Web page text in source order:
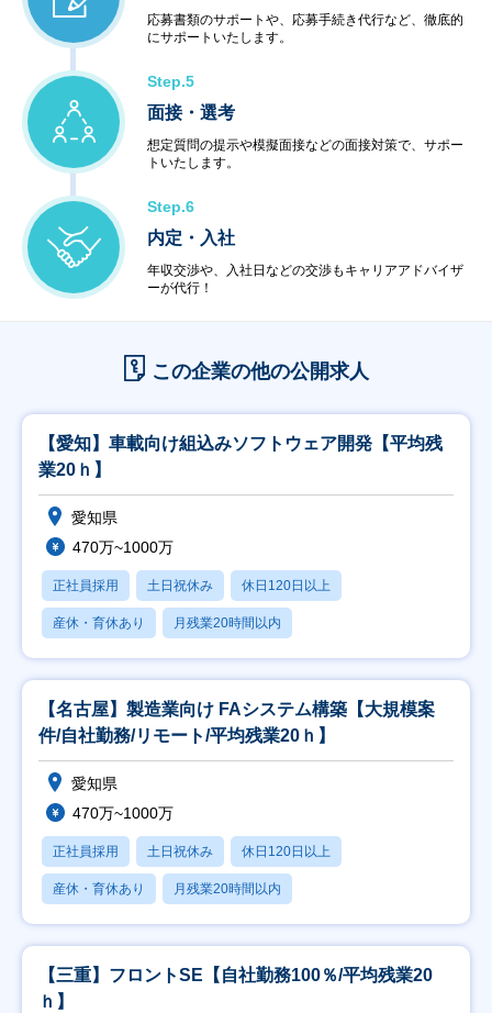
応募書類のサポートや、応募手続き代行など、徹底的
にサポートいたします。
Step.5
面接・選考
想定質問の提示や模擬面接などの面接対策で、サポー
トいたします。
Step.6
内定・入社
年収交渉や、入社日などの交渉もキャリアアドバイザ
ーが代行！
この企業の他の公開求人
【愛知】車載向け組込みソフトウェア開発【平均残
業20ｈ】
愛知県
470万~1000万
正社員採用 土日祝休み 休日120日以上
産休・育休あり 月残業20時間以内
【名古屋】製造業向け FAシステム構築【大規模案
件/自社勤務/リモート/平均残業20ｈ】
愛知県
470万~1000万
正社員採用 土日祝休み 休日120日以上
産休・育休あり 月残業20時間以内
【三重】フロントSE【自社勤務100％/平均残業20
ｈ】